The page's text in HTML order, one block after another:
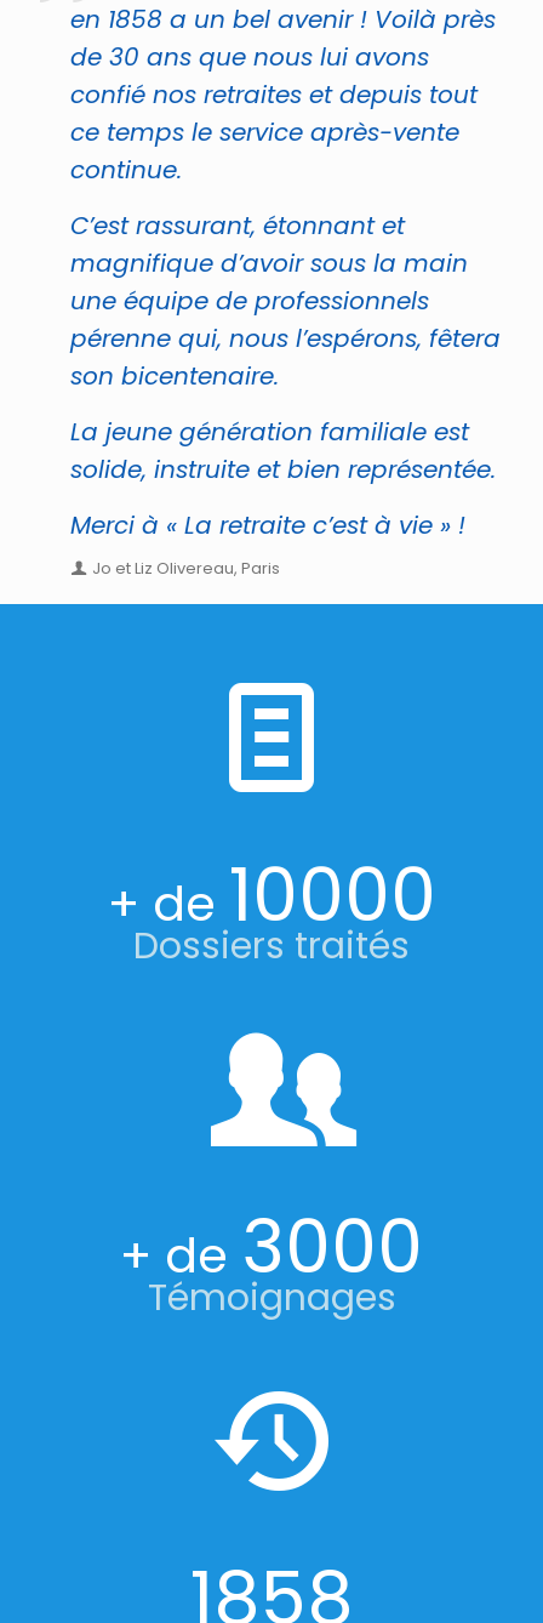
en 1858 a un bel avenir ! Voilà près
de 30 ans que nous lui avons
confié nos retraites et depuis tout
ce temps le service après-vente
continue.
C’est rassurant, étonnant et
magnifique d’avoir sous la main
une équipe de professionnels
pérenne qui, nous l’espérons, fêtera
son bicentenaire.
La jeune génération familiale est
solide, instruite et bien représentée.
Merci à « La retraite c’est à vie » !
Jo et Liz Olivereau, Paris
+ de 10000
Dossiers traités
+ de 3000
Témoignages
1858